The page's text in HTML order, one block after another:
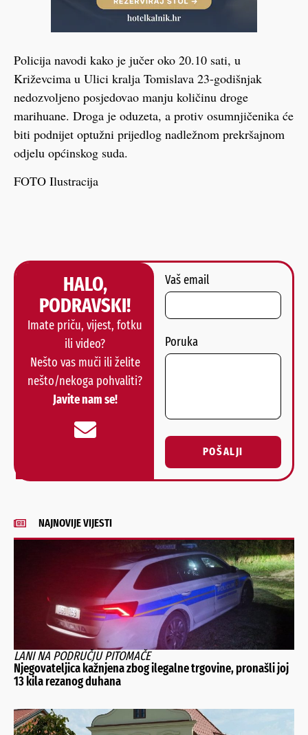
Policija navodi kako je jučer oko 20.10 sati, u
Križevcima u Ulici kralja Tomislava 23-godišnjak
nedozvoljeno posjedovao manju količinu droge
marihuane. Droga je oduzeta, a protiv osumnjičenika će
biti podnijet optužni prijedlog nadležnom prekršajnom
odjelu općinskog suda.
FOTO Ilustracija
HALO,
PODRAVSKI!
Imate priču, vijest, fotku
ili video?
Nešto vas muči ili želite
nešto/nekoga pohvaliti?
Javite nam se!
Vaš email
Poruka
POŠALJI
Alternative:
NAJNOVIJE VIJESTI
LANI NA PODRUČJU PITOMAČE
Njegovateljica kažnjena zbog ilegalne trgovine, pronašli joj
13 kila rezanog duhana